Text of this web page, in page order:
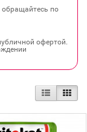
обращайтесь по
офертой.